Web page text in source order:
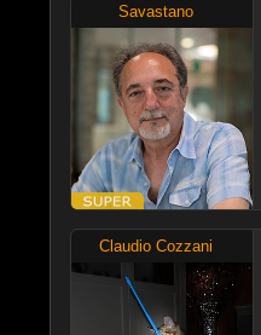
Savastano
Claudio Cozzani